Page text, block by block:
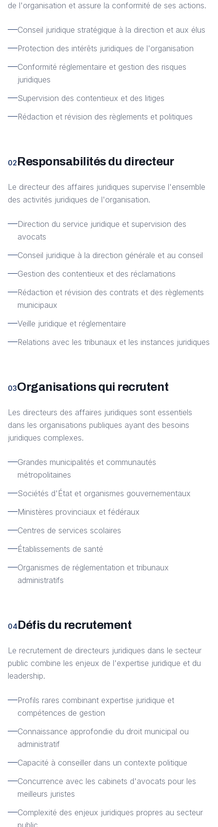
de l'organisation et assure la conformité de ses actions.
Conseil juridique stratégique à la direction et aux élus
Protection des intérêts juridiques de l'organisation
Conformité réglementaire et gestion des risques
juridiques
Supervision des contentieux et des litiges
Rédaction et révision des règlements et politiques
02Responsabilités du directeur
Le directeur des affaires juridiques supervise l'ensemble
des activités juridiques de l'organisation.
Direction du service juridique et supervision des
avocats
Conseil juridique à la direction générale et au conseil
Gestion des contentieux et des réclamations
Rédaction et révision des contrats et des règlements
municipaux
Veille juridique et réglementaire
Relations avec les tribunaux et les instances juridiques
03Organisations qui recrutent
Les directeurs des affaires juridiques sont essentiels
dans les organisations publiques ayant des besoins
juridiques complexes.
Grandes municipalités et communautés
métropolitaines
Sociétés d'État et organismes gouvernementaux
Ministères provinciaux et fédéraux
Centres de services scolaires
Établissements de santé
Organismes de réglementation et tribunaux
administratifs
04Défis du recrutement
Le recrutement de directeurs juridiques dans le secteur
public combine les enjeux de l'expertise juridique et du
leadership.
Profils rares combinant expertise juridique et
compétences de gestion
Connaissance approfondie du droit municipal ou
administratif
Capacité à conseiller dans un contexte politique
Concurrence avec les cabinets d'avocats pour les
meilleurs juristes
Complexité des enjeux juridiques propres au secteur
public